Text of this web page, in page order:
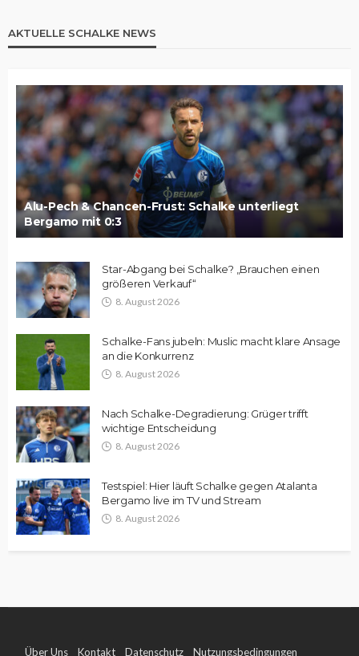
AKTUELLE SCHALKE NEWS
Alu-Pech & Chancen-Frust: Schalke unterliegt
Bergamo mit 0:3
Star-Abgang bei Schalke? „Brauchen einen
größeren Verkauf“
8. August 2026
Schalke-Fans jubeln: Muslic macht klare Ansage
an die Konkurrenz
8. August 2026
Nach Schalke-Degradierung: Grüger trifft
wichtige Entscheidung
8. August 2026
Testspiel: Hier läuft Schalke gegen Atalanta
Bergamo live im TV und Stream
8. August 2026
Über Uns Kontakt Datenschutz Nutzungsbedingungen